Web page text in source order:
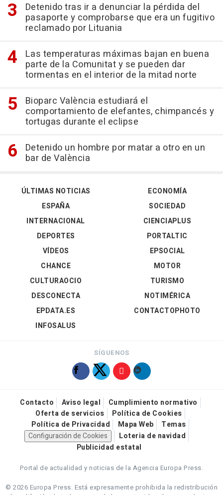
Detenido tras ir a denunciar la pérdida del
pasaporte y comprobarse que era un fugitivo
reclamado por Lituania
Las temperaturas máximas bajan en buena
parte de la Comunitat y se pueden dar
tormentas en el interior de la mitad norte
Bioparc València estudiará el
comportamiento de elefantes, chimpancés y
tortugas durante el eclipse
Detenido un hombre por matar a otro en un
bar de València
ÚLTIMAS NOTICIAS
ESPAÑA
INTERNACIONAL
DEPORTES
VÍDEOS
ECONOMÍA
SOCIEDAD
CIENCIAPLUS
PORTALTIC
EPSOCIAL
CHANCE
CULTURAOCIO
DESCONECTA
EPDATA.ES
INFOSALUS
MOTOR
TURISMO
NOTIMÉRICA
CONTACTOPHOTO
SÍGUENOS
Contacto Aviso legal
Cumplimiento normativo
Oferta de servicios
Política de Cookies
Política de Privacidad
Mapa Web
Temas
Configuración de Cookies
Loteria de navidad
Publicidad estatal
Portal de actualidad y noticias de la Agencia Europa Press.
© 2026 Europa Press. Está expresamente prohibida la redistribución